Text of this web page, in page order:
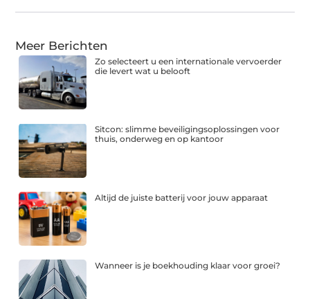
Meer Berichten
Zo selecteert u een internationale vervoerder
die levert wat u belooft
Sitcon: slimme beveiligingsoplossingen voor
thuis, onderweg en op kantoor
Altijd de juiste batterij voor jouw apparaat
Wanneer is je boekhouding klaar voor groei?